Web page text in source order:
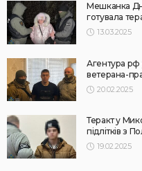
Мешканка
готувала
13.03.2025
Агентура рф
ветерана-
20.02.2025
Теракт у
підлітків з
19.02.2025